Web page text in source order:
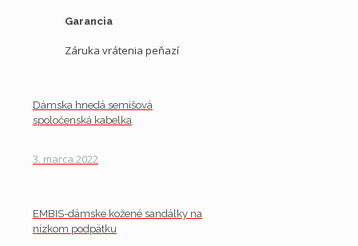
Garancia
Záruka vrátenia peňazí
Dámska hnedá semišová
spoločenská kabelka
3. marca 2022
EMBIS-dámske kožené sandálky na
nízkom podpätku